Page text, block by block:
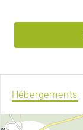
Hébergements